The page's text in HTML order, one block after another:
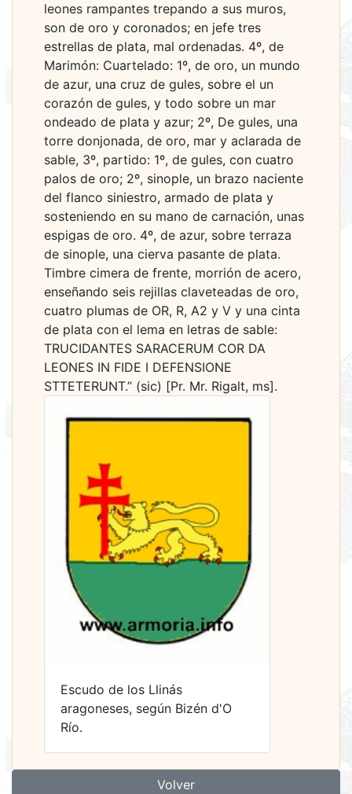
leones rampantes trepando a sus muros,
son de oro y coronados; en jefe tres
estrellas de plata, mal ordenadas. 4º, de
Marimón: Cuartelado: 1º, de oro, un mundo
de azur, una cruz de gules, sobre el un
corazón de gules, y todo sobre un mar
ondeado de plata y azur; 2º, De gules, una
torre donjonada, de oro, mar y aclarada de
sable, 3º, partido: 1º, de gules, con cuatro
palos de oro; 2º, sinople, un brazo naciente
del flanco siniestro, armado de plata y
sosteniendo en su mano de carnación, unas
espigas de oro. 4º, de azur, sobre terraza
de sinople, una cierva pasante de plata.
Timbre cimera de frente, morrión de acero,
enseñando seis rejillas claveteadas de oro,
cuatro plumas de OR, R, A2 y V y una cinta
de plata con el lema en letras de sable:
TRUCIDANTES SARACERUM COR DA
LEONES IN FIDE I DEFENSIONE
STTETERUNT.” (sic) [Pr. Mr. Rigalt, ms].
Escudo de los Llinás
aragoneses, según Bizén d'O
Río.
Volver